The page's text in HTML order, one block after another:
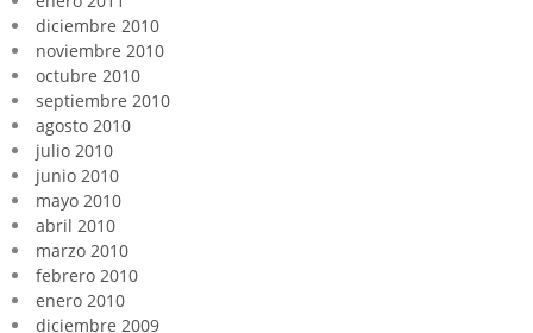
diciembre 2010
noviembre 2010
octubre 2010
septiembre 2010
agosto 2010
julio 2010
junio 2010
mayo 2010
abril 2010
marzo 2010
febrero 2010
enero 2010
diciembre 2009